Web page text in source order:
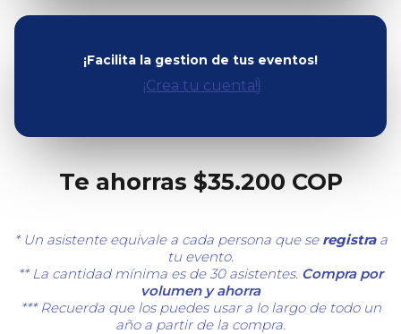
¡Facilita la gestion de tus eventos!
¡Crea tu cuenta!
Te ahorras $35.200 COP
* Un asistente equivale a cada persona que se registraa
tu evento.
** La cantidad mínima es de 30 asistentes. Compra por
volumen y ahorra
*** Recuerda que los puedes usar a lo largo de todo un
año a partir de la compra.